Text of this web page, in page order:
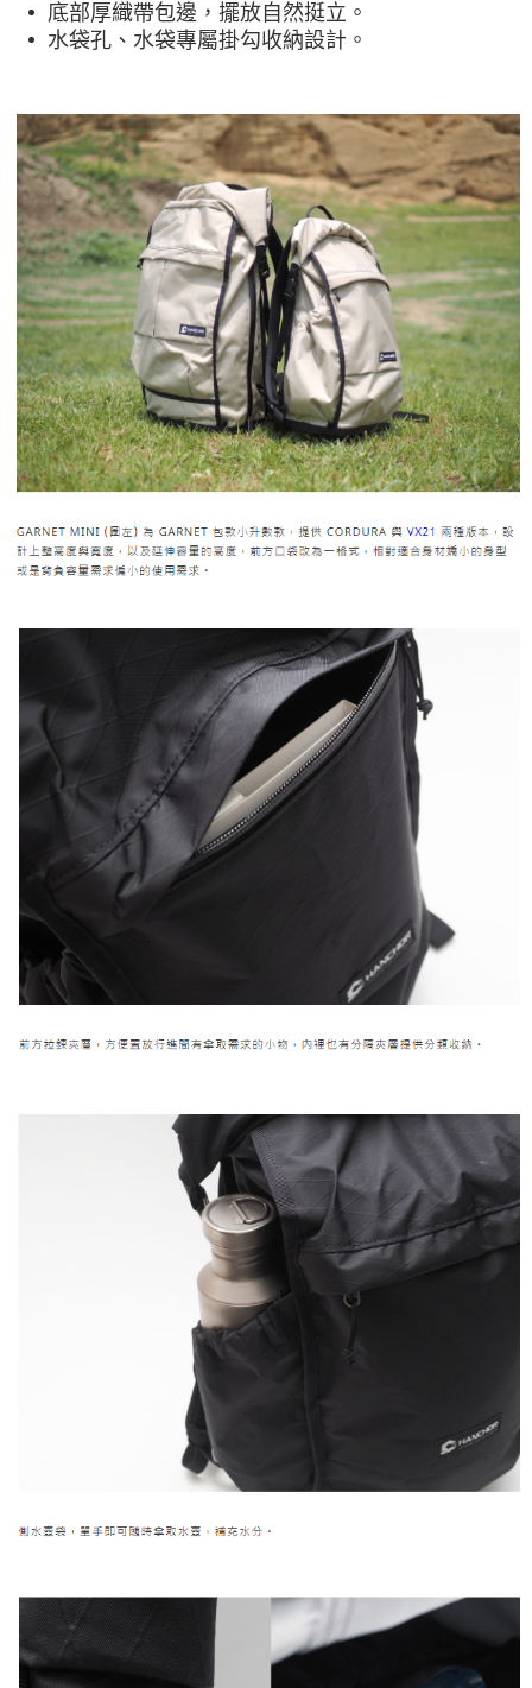
底部厚織帶包邊，擺放自然挺立。
水袋孔、水袋專屬掛勾收納設計。